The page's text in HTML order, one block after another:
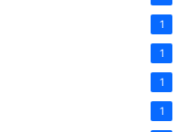
1
1
1
1